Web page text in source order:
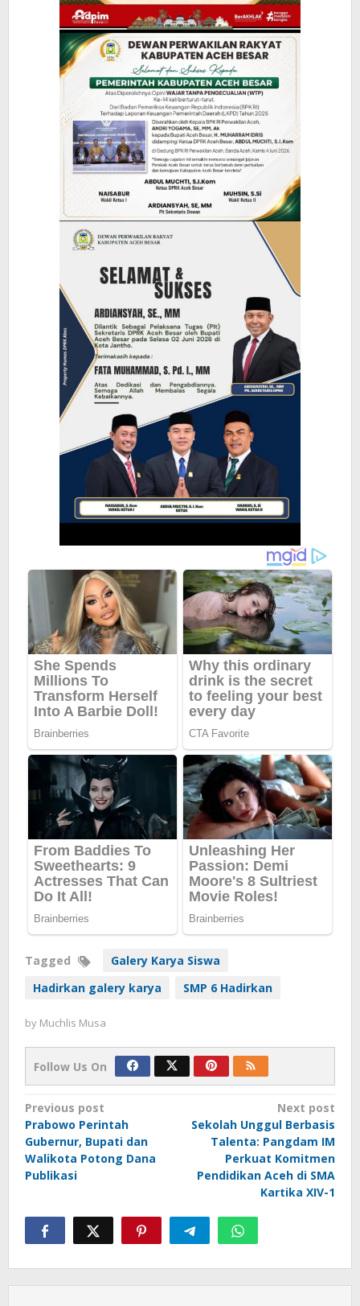
Tagged
Galery Karya Siswa
Hadirkan galery karya
SMP 6 Hadirkan
by Muchlis Musa
Follow Us On
Post
navigation
Previous post
Prabowo Perintah
Gubernur, Bupati dan
Walikota Potong Dana
Publikasi
Next post
Sekolah Unggul Berbasis
Talenta: Pangdam IM
Perkuat Komitmen
Pendidikan Aceh di SMA
Kartika XIV-1